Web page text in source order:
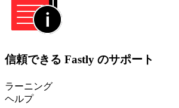
信頼できる Fastly のサポート
ラーニング
ヘルプ